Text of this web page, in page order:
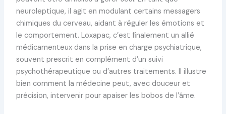
neuroleptique, il agit en modulant certains messagers
chimiques du cerveau, aidant à réguler les émotions et
le comportement. Loxapac, c’est finalement un allié
médicamenteux dans la prise en charge psychiatrique,
souvent prescrit en complément d’un suivi
psychothérapeutique ou d’autres traitements. Il illustre
bien comment la médecine peut, avec douceur et
précision, intervenir pour apaiser les bobos de l’âme.